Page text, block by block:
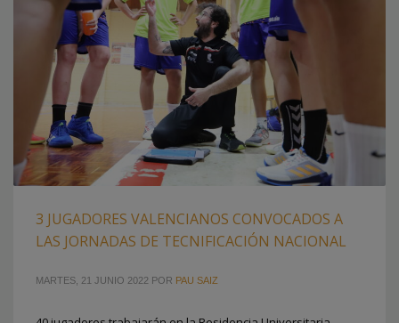
3 JUGADORES VALENCIANOS CONVOCADOS A
LAS JORNADAS DE TECNIFICACIÓN NACIONAL
MARTES, 21 JUNIO 2022 POR PAU SAIZ